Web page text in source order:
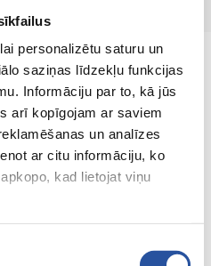
personalizētu saturu un
saziņas līdzekļu funkcijas
Informāciju par to, kā jūs
arī kopīgojam ar saviem
un analīzes
ar citu informāciju, ko
kad lietojat viņu
ценами и
где
является нашей
doma i sada!